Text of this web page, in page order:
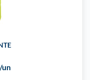
/un